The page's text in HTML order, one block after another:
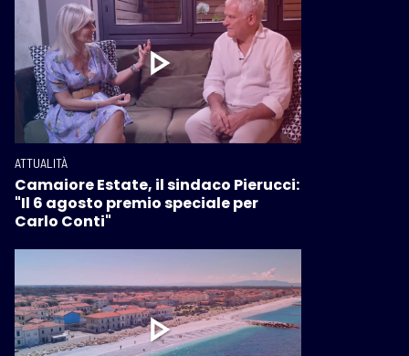
ATTUALITÀ
Camaiore Estate, il sindaco Pierucci:
"Il 6 agosto premio speciale per
Carlo Conti"